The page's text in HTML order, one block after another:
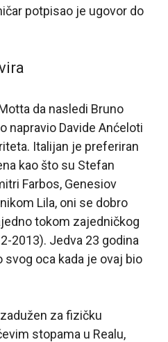
potpisao je ugovor do
da nasledi Bruno
napravio Davide Anćeloti
Italijan je preferiran
kao što su Stefan
Farbos, Genesiov
Lila, oni se dobro
tokom zajedničkog
2013). Jedva 23 godina
svog oca kada je ovaj bio
za fizičku
stopama u Realu,